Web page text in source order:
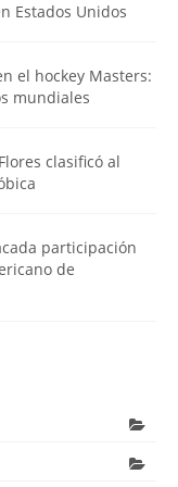
Estados Unidos
el hockey Masters:
mundiales
clasificó al
participación
de